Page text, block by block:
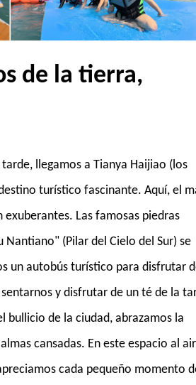
de la tierra,
llegamos a Tianya Haijiao (los
turístico fascinante. Aquí, el
exuberantes. Las famosas piedras
(Pilar del Cielo del Sur) se
un autobús turístico para disfrutar
y disfrutar de un té de la
de la ciudad, abrazamos la
cansadas. En este espacio al
cada pequeño momento